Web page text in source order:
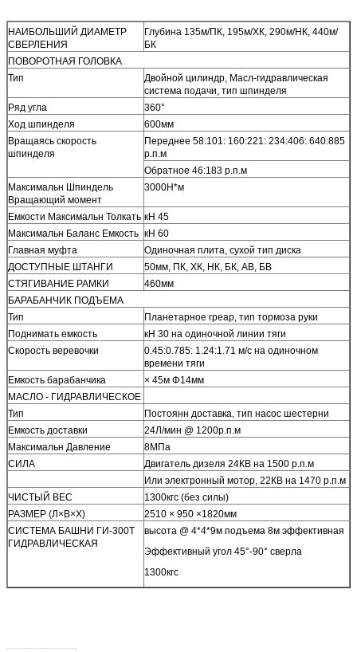
НАИБОЛЬШИЙ ДИАМЕТР
СВЕРЛЕНИЯ
Глубина 135м/ПК, 195м/ХК, 290м/НК, 440м/
БК
ПОВОРОТНАЯ ГОЛОВКА
Тип
Двойной цилиндр, Масл-гидравлическая
система подачи, тип шпинделя
Ряд угла
360°
Ход шпинделя
600мм
Вращаясь скорость
шпинделя
Переднее 58:101: 160:221: 234:406: 640:885
р.п.м
Обратное 46:183 р.п.м
Максимальн Шпиндель
Вращающий момент
3000Н*м
Емкости Максимальн Толкать кН 45
Максимальн Баланс Емкость кН 60
Главная муфта
Одиночная плита, сухой тип диска
ДОСТУПНЫЕ ШТАНГИ
50мм, ПК, ХК, НК, БК, АВ, БВ
СТЯГИВАНИЕ РАМКИ
460мм
БАРАБАНЧИК ПОДЪЕМА
Тип
Планетарное греар, тип тормоза руки
Поднимать емкость
кН 30 на одиночной линии тяги
Скорость веревочки
0.45:0.785: 1.24:1.71 м/с на одиночном
времени тяги
Емкость барабанчика
× 45м Φ14мм
МАСЛО - ГИДРАВЛИЧЕСКОЕ
Тип
Постоянн доставка, тип насос шестерни
Емкость доставки
24Л/мин @ 1200р.п.м
Максимальн Давление
8МПа
СИЛА
Двигатель дизеля 24КВ на 1500 р.п.м
Или электронный мотор, 22КВ на 1470 р.п.м
ЧИСТЫЙ ВЕС
1300кгс (без силы)
РАЗМЕР (Л×В×Х)
2510 × 950 ×1820мм
СИСТЕМА БАШНИ ГИ-300Т
ГИДРАВЛИЧЕСКАЯ
высота @ 4*4*9м подъема 8м эффективная
Эффективный угол 45°-90° сверла
1300кгс